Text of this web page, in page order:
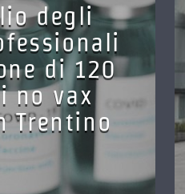
degli
di 120
no vax
Trentino